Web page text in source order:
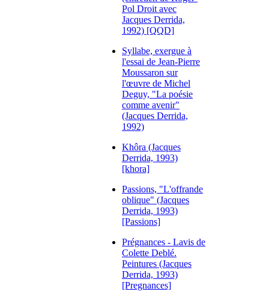
Pol Droit avec
Jacques Derrida,
1992) [QQD]
Syllabe, exergue à
l'essai de Jean-Pierre
Moussaron sur
l'œuvre de Michel
Deguy, "La poésie
comme avenir"
(Jacques Derrida,
1992)
Khôra (Jacques
Derrida, 1993)
[khora]
Passions, "L'offrande
oblique" (Jacques
Derrida, 1993)
[Passions]
Prégnances - Lavis de
Colette Deblé.
Peintures (Jacques
Derrida, 1993)
[Pregnances]